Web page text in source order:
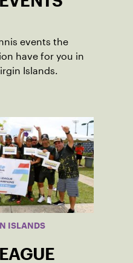
events the
have for you in
Islands.
ISLANDS